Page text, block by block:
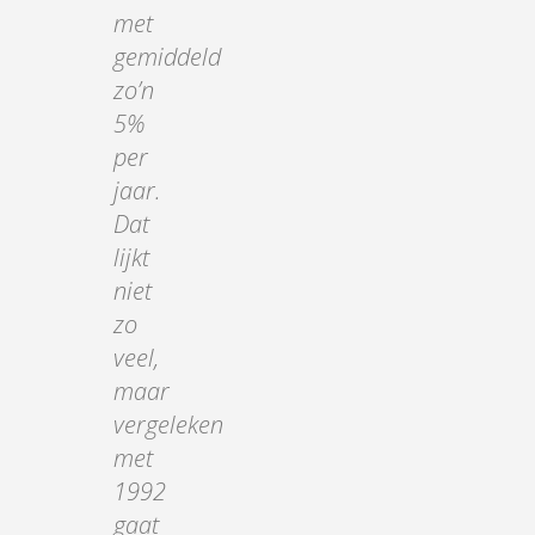
met
gemiddeld
zo’n
5%
per
jaar.
Dat
lijkt
niet
zo
veel,
maar
vergeleken
met
1992
gaat